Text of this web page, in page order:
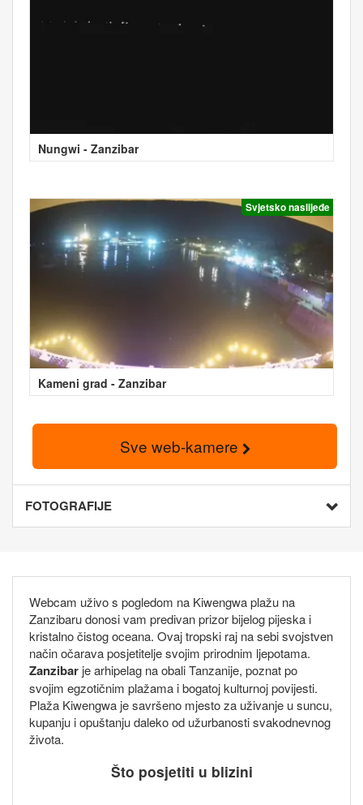
Nungwi - Zanzibar
Svjetsko naslijeđe
Kameni grad - Zanzibar
Sve web-kamere
FOTOGRAFIJE
Webcam uživo s pogledom na Kiwengwa plažu na
Zanzibaru donosi vam predivan prizor bijelog pijeska i
kristalno čistog oceana. Ovaj tropski raj na sebi svojstven
način očarava posjetitelje svojim prirodnim ljepotama.
Zanzibar je arhipelag na obali Tanzanije, poznat po
svojim egzotičnim plažama i bogatoj kulturnoj povijesti.
Plaža Kiwengwa je savršeno mjesto za uživanje u suncu,
kupanju i opuštanju daleko od užurbanosti svakodnevnog
života.
Što posjetiti u blizini